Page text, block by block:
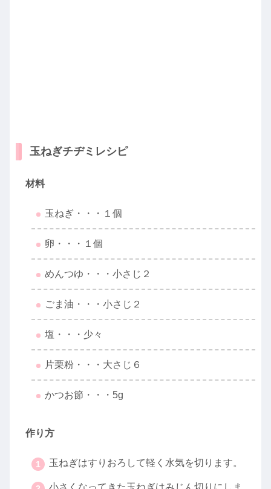
玉ねぎチヂミレシピ
材料
玉ねぎ・・・１個
卵・・・１個
めんつゆ・・・小さじ２
ごま油・・・小さじ２
塩・・・少々
片栗粉・・・大さじ６
かつお節・・・5g
作り方
玉ねぎはすりおろして軽く水気を切ります。